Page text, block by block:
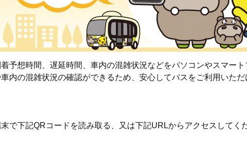
予想時間、遅延時間、車内の混雑状況などをパソコンやスマー
内の混雑状況の確認ができるため、安心してバスをご利用いただ
で下記QRコードを読み取る、又は下記URLからアクセスしてく